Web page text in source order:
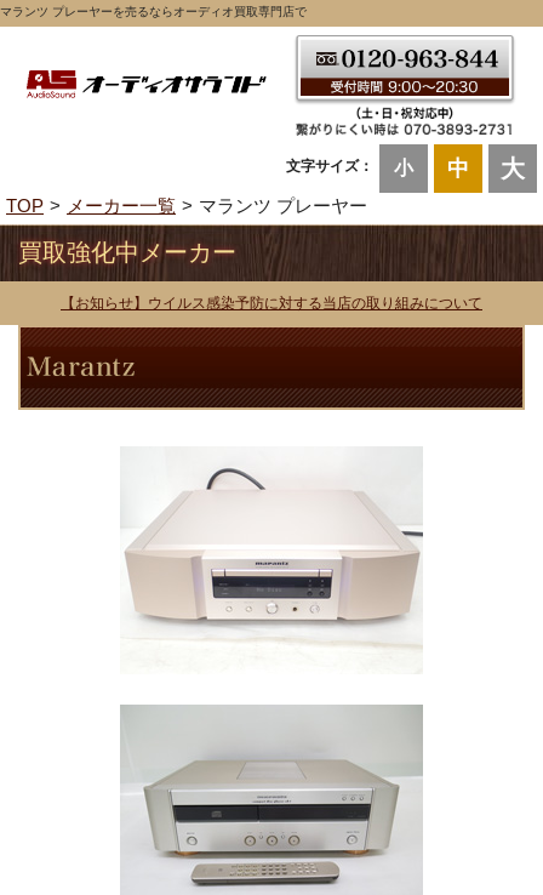
マランツ プレーヤーを売るならオーディオ買取専門店で
文字サイズ： 小 中 大
TOP メーカー一覧 マランツ プレーヤー
買取強化中メーカー
【お知らせ】ウイルス感染予防に対する当店の取り組みについて